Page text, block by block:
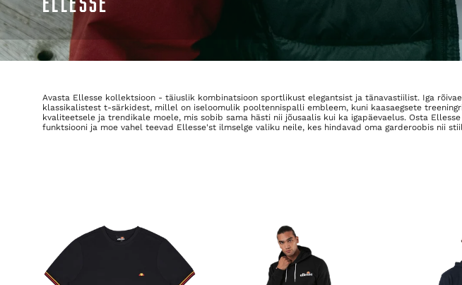
Avasta Ellesse kollektsioon - täiuslik kombinatsioon sportlikust elegantsist ja tänavastiilist. Iga
klassikalistest t-särkidest, millel on iseloomulik pooltennispalli embleem, kuni kaasaegsete
kvaliteetsele ja trendikale moele, mis sobib sama hästi nii jõusaalis kui ka igapäevaelus. Osta
funktsiooni ja moe vahel teevad Ellesse'st ilmselge valiku neile, kes hindavad oma garderoobis nii